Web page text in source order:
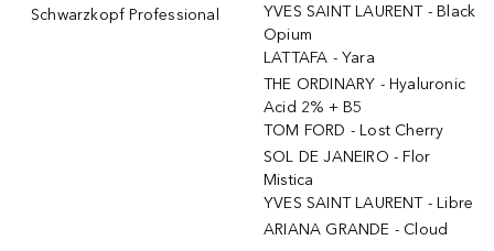
Schwarzkopf Professional
YVES SAINT LAURENT - Black
Opium
LATTAFA - Yara
THE ORDINARY - Hyaluronic
Acid 2% + B5
TOM FORD - Lost Cherry
SOL DE JANEIRO - Flor
Mistica
YVES SAINT LAURENT - Libre
ARIANA GRANDE - Cloud